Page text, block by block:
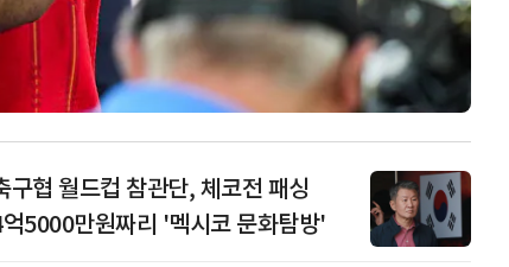
구협 월드컵 참관단, 체코전 패싱
5000만원짜리 '멕시코 문화탐방'